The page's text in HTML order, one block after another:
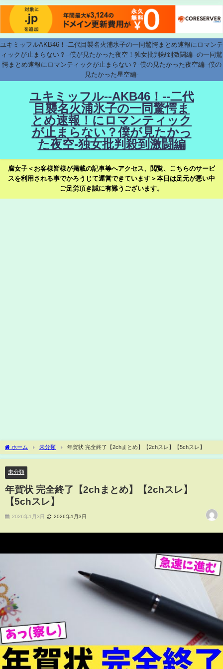
ユキミッフルAKB46！-二代目襲名火浦氷子の一同驚愕まとめ速報にロマンテ
ィックが止まらない？--僕が見たかった夜空！独女批判殺到激闘編--の一同驚
愕まとめ速報にロマンティックが止まらない？-僕の見たかった夜空編--僕の
見たかった星空編-
ユキミッフル--AKB46！--二代
目襲名火浦氷子の一同驚愕ま
とめ速報！にロマンティック
が止まらない？僕が見たかっ
た夜空-独女批判殺到激闘編
腐女子＜お客様皆様が掲載の記事等へアクセス、閲覧、こちらのサービ
スを利用される事でかろうじて運営できています＞本日は足元が悪い中
ご足労頂き誠に有難うございます。
ホーム 未分類 年賀状 完全終了【2chまとめ】【2chスレ】【5chスレ】
未分類
年賀状 完全終了【2chまとめ】【2chスレ】
【5chスレ】
2026年1月3日 2026年1月3日